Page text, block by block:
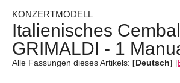
KONZERTMODELL
Italienisches
GRIMALDI - 1
Alle Fassungen dieses Artikels: [Deutsch] [